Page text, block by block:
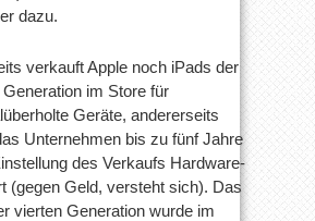
dazu.
verkauft Apple noch iPads der
im Store für
Geräte, andererseits
Unternehmen bis zu fünf Jahre
des Verkaufs Hardware-
(gegen Geld, versteht sich). Das
vierten Generation wurde im